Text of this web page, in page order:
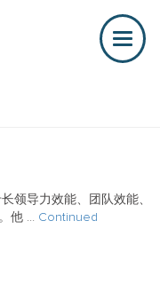
Toggle
领导力效能、团队效能、
他 … Continued